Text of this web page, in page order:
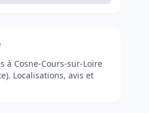
à Cosne-Cours-sur-Loire
Localisations, avis et